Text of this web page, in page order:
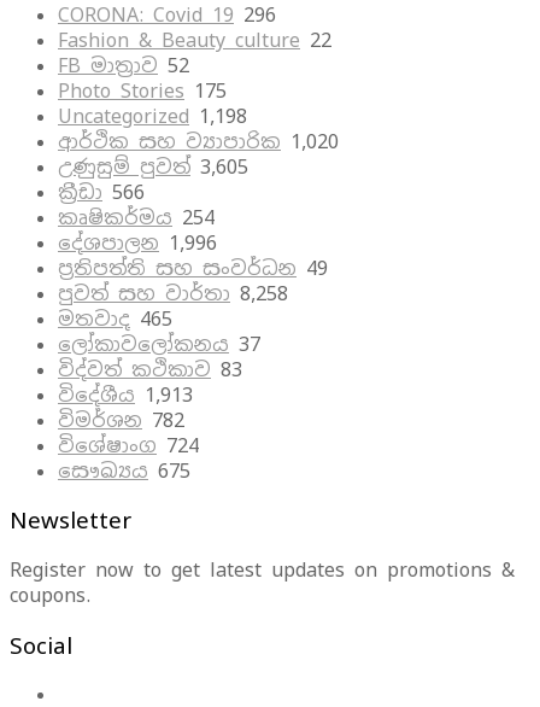
CORONA: Covid 19 296
Fashion & Beauty culture 22
FB මාත්‍රාව 52
Photo Stories 175
Uncategorized 1,198
ආර්ථික සහ ව්‍යාපාරික 1,020
උණුසුම් පුවත් 3,605
ක්‍රීඩා 566
කෘෂිකර්මය 254
දේශපාලන 1,996
ප්‍රතිපත්ති සහ සංවර්ධන 49
පුවත් සහ වාර්තා 8,258
මතවාද 465
ලෝකාවලෝකනය 37
විද්වත් කථිකාව 83
විදේශීය 1,913
විමර්ශන 782
විශේෂාංග 724
සෞඛ්‍යය 675
Newsletter
Register now to get latest updates on promotions &
coupons.
Social